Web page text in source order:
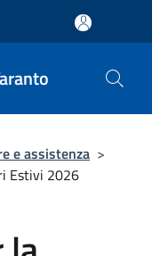
e assistenza >
Estivi 2026